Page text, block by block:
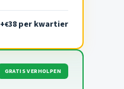
+€38 per kwartier
GRATIS VERHOLPEN